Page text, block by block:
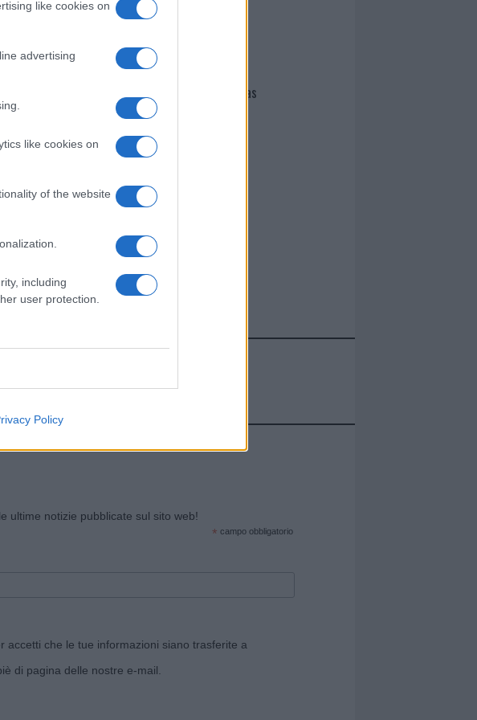
like cookies on
advertising
like cookies on
of the website
including
user protection.
Policy
I nostri cari
Giovannimaria Cabras
ultime notizie pubblicate sul sito web!
* campo obbligatorio
accetti che le tue informazioni siano trasferite a
di pagina delle nostre e-mail.